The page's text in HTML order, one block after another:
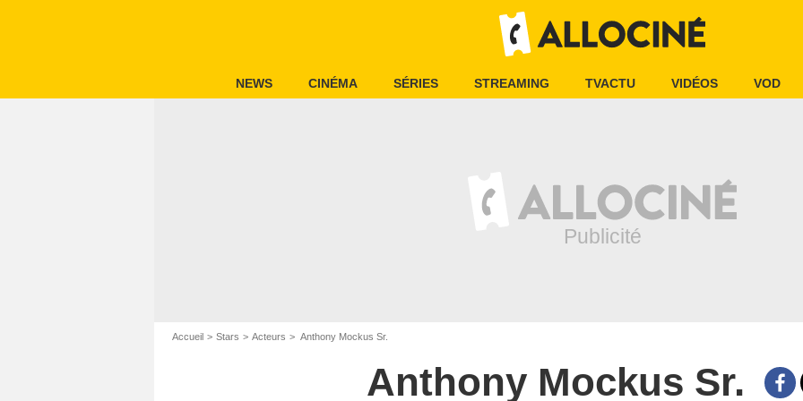
NEWS CINÉMA SÉRIES STREAMING TVACTU VIDÉOS VOD
Accueil Stars Acteurs Anthony Mockus Sr.
Anthony Mockus Sr.